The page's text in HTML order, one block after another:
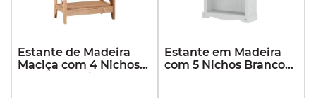
Estante de Madeira
Maciça com 4 Nichos
Marrom Antique
Estante em Madeira
com 5 Nichos Branco